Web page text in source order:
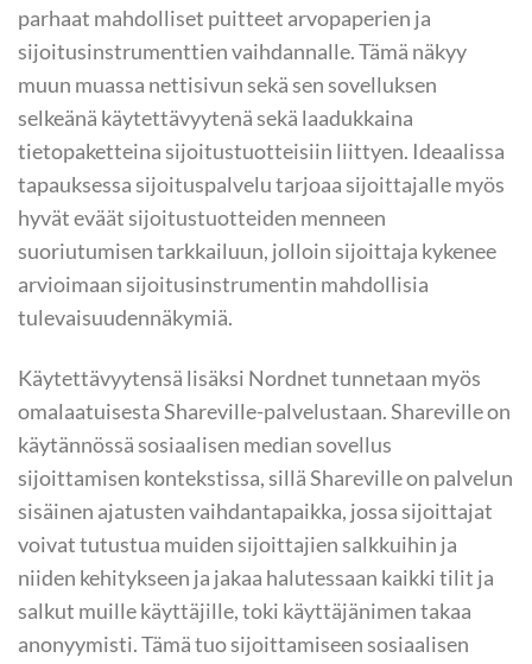
parhaat mahdolliset puitteet arvopaperien ja
sijoitusinstrumenttien vaihdannalle. Tämä näkyy
muun muassa nettisivun sekä sen sovelluksen
selkeänä käytettävyytenä sekä laadukkaina
tietopaketteina sijoitustuotteisiin liittyen. Ideaalissa
tapauksessa sijoituspalvelu tarjoaa sijoittajalle myös
hyvät eväät sijoitustuotteiden menneen
suoriutumisen tarkkailuun, jolloin sijoittaja kykenee
arvioimaan sijoitusinstrumentin mahdollisia
tulevaisuudennäkymiä.
Käytettävyytensä lisäksi Nordnet tunnetaan myös
omalaatuisesta Shareville-palvelustaan. Shareville on
käytännössä sosiaalisen median sovellus
sijoittamisen kontekstissa, sillä Shareville on palvelun
sisäinen ajatusten vaihdantapaikka, jossa sijoittajat
voivat tutustua muiden sijoittajien salkkuihin ja
niiden kehitykseen ja jakaa halutessaan kaikki tilit ja
salkut muille käyttäjille, toki käyttäjänimen takaa
anonyymisti. Tämä tuo sijoittamiseen sosiaalisen